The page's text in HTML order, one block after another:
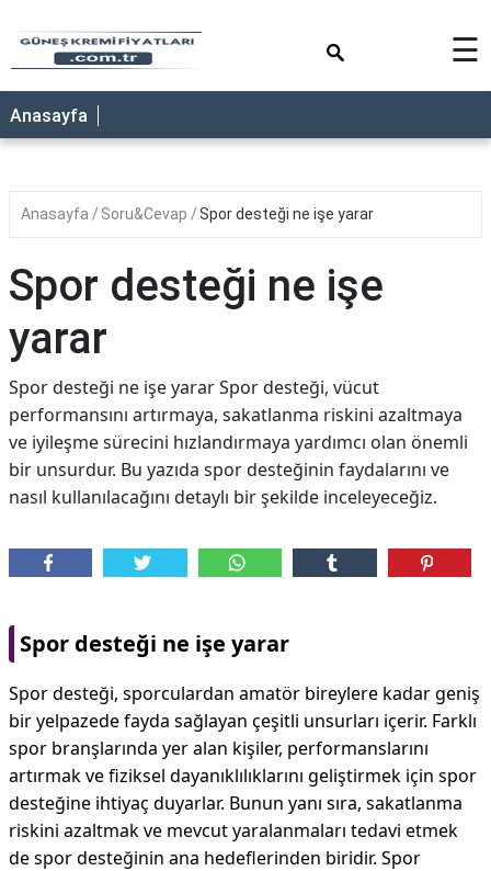
ANASAYFA
☰
Anasayfa
Anasayfa Soru&Cevap Spor desteği ne işe yarar
Spor desteği ne işe
yarar
Spor desteği ne işe yarar Spor desteği, vücut
performansını artırmaya, sakatlanma riskini azaltmaya
ve iyileşme sürecini hızlandırmaya yardımcı olan önemli
bir unsurdur. Bu yazıda spor desteğinin faydalarını ve
nasıl kullanılacağını detaylı bir şekilde inceleyeceğiz.
Spor desteği ne işe yarar
Spor desteği, sporculardan amatör bireylere kadar geniş
bir yelpazede fayda sağlayan çeşitli unsurları içerir. Farklı
spor branşlarında yer alan kişiler, performanslarını
artırmak ve fiziksel dayanıklılıklarını geliştirmek için spor
desteğine ihtiyaç duyarlar. Bunun yanı sıra, sakatlanma
riskini azaltmak ve mevcut yaralanmaları tedavi etmek
de spor desteğinin ana hedeflerinden biridir. Spor